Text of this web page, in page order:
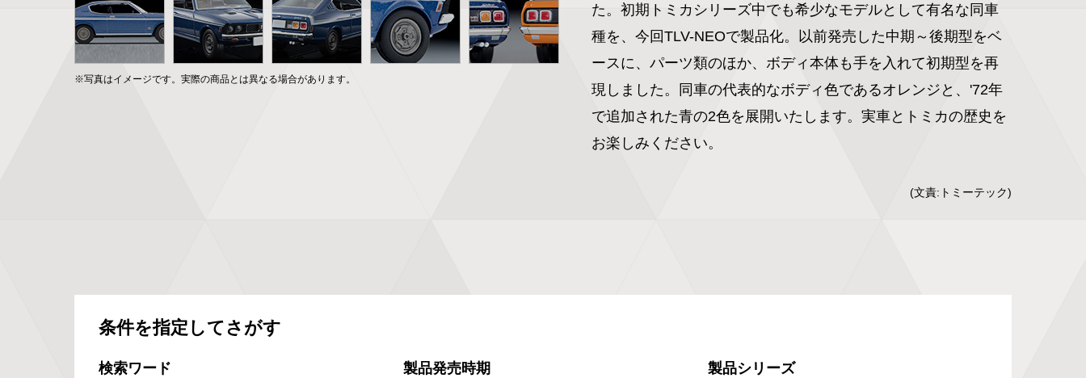
※写真はイメージです。実際の商品とは異なる場合があります。
た。初期トミカシリーズ中でも希少なモデルとして有名な同車
種を、今回TLV-NEOで製品化。以前発売した中期～後期型をベ
ースに、パーツ類のほか、ボディ本体も手を入れて初期型を再
現しました。同車の代表的なボディ色であるオレンジと、'72年
で追加された青の2色を展開いたします。実車とトミカの歴史を
お楽しみください。
(文責:トミーテック)
条件を指定してさがす
検索ワード 製品発売時期 製品シリーズ